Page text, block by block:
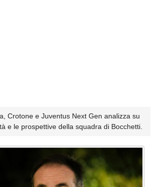
Crotone e Juventus Next Gen analizza su
e le prospettive della squadra di Bocchetti.